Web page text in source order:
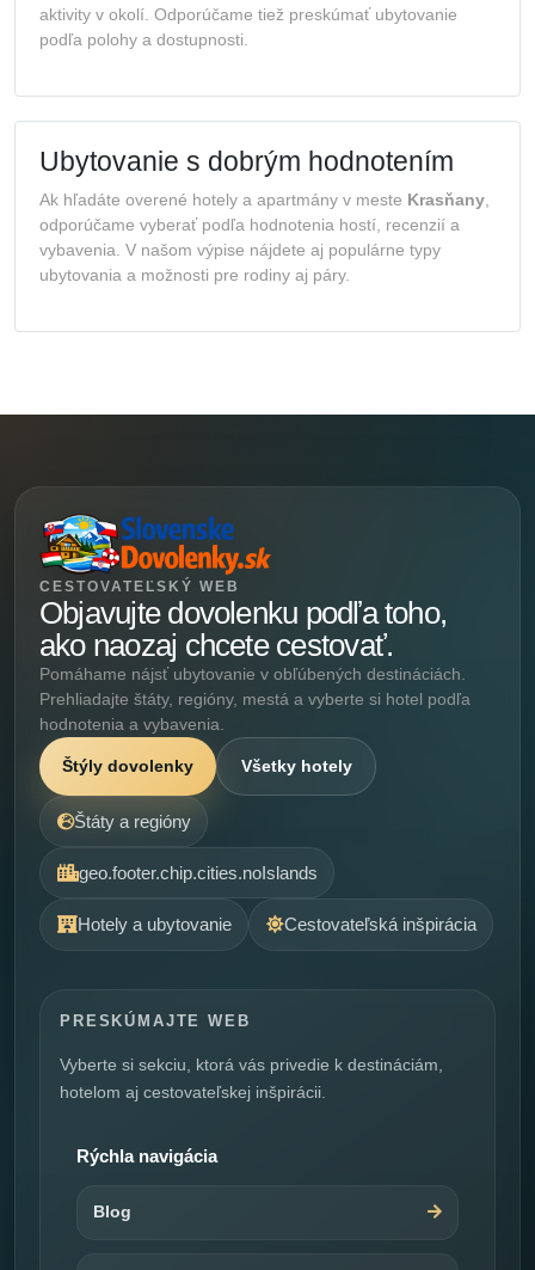
aktivity v okolí. Odporúčame tiež preskúmať ubytovanie
podľa polohy a dostupnosti.
Ubytovanie s dobrým hodnotením
Ak hľadáte overené hotely a apartmány v meste Krasňany
odporúčame vyberať podľa hodnotenia hostí, recenzií a
vybavenia. V našom výpise nájdete aj populárne typy
ubytovania a možnosti pre rodiny aj páry.
CESTOVATEĽSKÝ WEB
Objavujte dovolenku podľa toho,
ako naozaj chcete cestovať.
Pomáhame nájsť ubytovanie v obľúbených destináciách.
Prehliadajte štáty, regióny, mestá a vyberte si hotel podľa
hodnotenia a vybavenia.
Štýly dovolenky Všetky hotely
Štáty a regióny
geo.footer.chip.cities.noIslands
Hotely a ubytovanie Cestovateľská inšpirácia
PRESKÚMAJTE WEB
Vyberte si sekciu, ktorá vás privedie k destináciám,
hotelom aj cestovateľskej inšpirácii.
Rýchla navigácia
Blog